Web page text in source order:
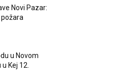
Novi Pazar:
u Novom
Kej 12.